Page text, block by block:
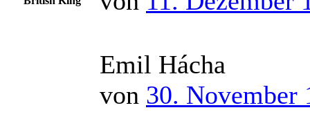
Emil Hácha
von 30. November